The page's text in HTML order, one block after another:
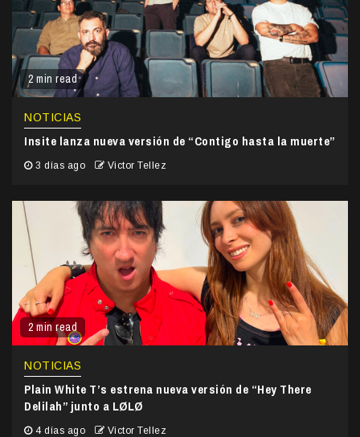
2 min read
NOTICIAS
Insite lanza nueva versión de “Contigo hasta la muerte”
3 días ago Victor Tellez
2 min read
NOTICIAS
Plain White T’s estrena nueva versión de “Hey There
Delilah” junto a LØLØ
4 días ago Victor Tellez